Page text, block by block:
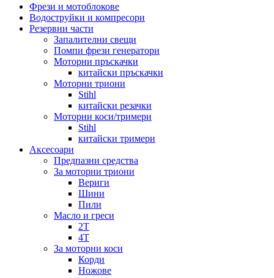
Фрези и мотоблокове
Водоструйки и компресори
Резервни части
Запалителни свещи
Помпи фрези генератори
Моторни пръскачки
китайски пръскачки
Моторни триони
Stihl
китайски резачки
Моторни коси/тримери
Stihl
китайски тримери
Аксесоари
Предпазни средства
За моторни триони
Вериги
Шини
Пили
Масло и греси
2Т
4Т
За моторни коси
Корди
Ножове